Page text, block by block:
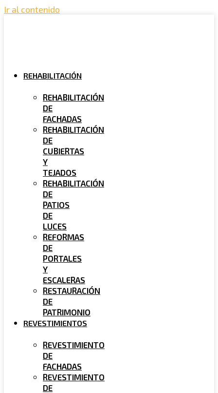
Ir al contenido
REHABILITACIÓN
REHABILITACIÓN
DE
FACHADAS
REHABILITACIÓN
DE
CUBIERTAS
Y
TEJADOS
REHABILITACIÓN
DE
PATIOS
DE
LUCES
REFORMAS
DE
PORTALES
Y
ESCALERAS
RESTAURACIÓN
DE
PATRIMONIO
REVESTIMIENTOS
REVESTIMIENTO
DE
FACHADAS
REVESTIMIENTO
DE